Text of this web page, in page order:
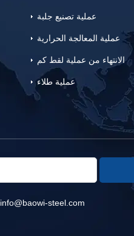
عملية تصنيع جلبة
عملية المعالجة الحرارية
الانتهاء من عملية لقط كم
عملية طلاء
info@baowi-steel.com